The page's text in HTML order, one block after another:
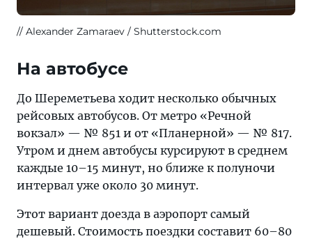
Alexander Zamaraev / Shutterstock.com
На автобусе
До Шереметьева ходит несколько обычных
рейсовых автобусов. От метро «Речной
вокзал» — № 851 и от «Планерной» — № 817.
Утром и днем автобусы курсируют в среднем
каждые 10–15 минут, но ближе к полуночи
интервал уже около 30 минут.
Этот вариант доезда в аэропорт самый
дешевый. Стоимость поездки составит 60–80